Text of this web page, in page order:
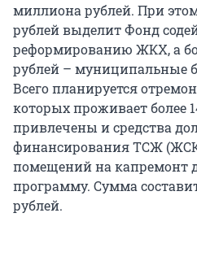
миллиона рублей. При
рублей выделит Фонд
реформированию ЖКХ, а
рублей – муниципальные
Всего планируется
которых проживает более
привлечены и средства
финансирования ТСЖ
помещений на капремонт
программу. Сумма
рублей.